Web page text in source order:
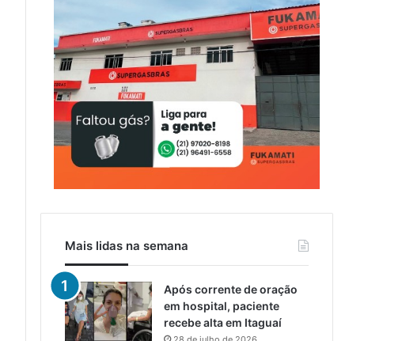
Mais lidas na semana
Após corrente de oração
em hospital, paciente
recebe alta em Itaguaí